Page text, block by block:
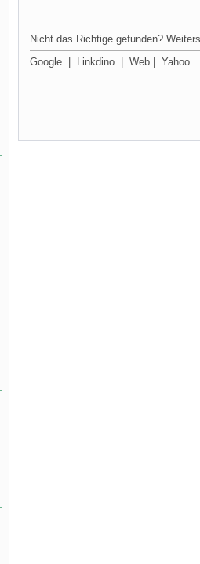
Nicht das Richtige gefunden?
Google
Linkdino Web Yahoo